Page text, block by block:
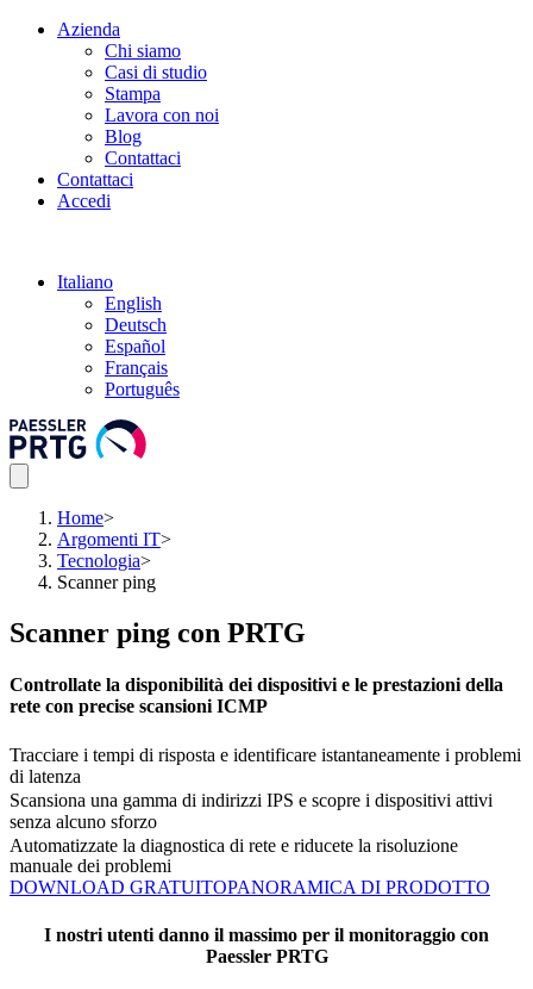
Azienda
Chi siamo
Casi di studio
Stampa
Lavora con noi
Blog
Contattaci
Contattaci
Accedi
Italiano
English
Deutsch
Español
Français
Português
Home>
Argomenti IT>
Tecnologia>
Scanner ping
Scanner ping con PRTG
Controllate la disponibilità dei dispositivi e le prestazioni della
rete con precise scansioni ICMP
Tracciare i tempi di risposta e identificare istantaneamente i problemi
di latenza
Scansiona una gamma di indirizzi IPS e scopre i dispositivi attivi
senza alcuno sforzo
Automatizzate la diagnostica di rete e riducete la risoluzione
manuale dei problemi
DOWNLOAD GRATUITOPANORAMICA DI PRODOTTO
I nostri utenti danno il massimo per il monitoraggio con
Paessler PRTG